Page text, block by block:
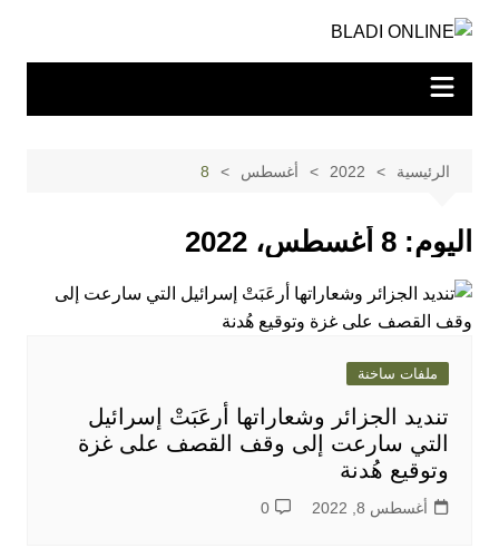
المحتوى
الرئيسية 2022 أغسطس 8
اليوم: 8 أغسطس، 2022
ملفات ساخنة
تنديد الجزائر وشعاراتها أرعَبَتْ إسرائيل
التي سارعت إلى وقف القصف على غزة
وتوقيع هُدنة
أغسطس 8, 2022 0